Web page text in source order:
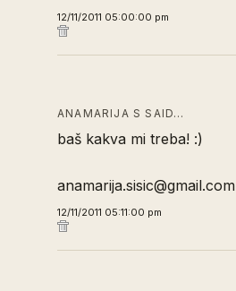
12/11/2011 05:00:00 pm
ANAMARIJA S SAID…
baš kakva mi treba! :)
anamarija.sisic@gmail.com
12/11/2011 05:11:00 pm